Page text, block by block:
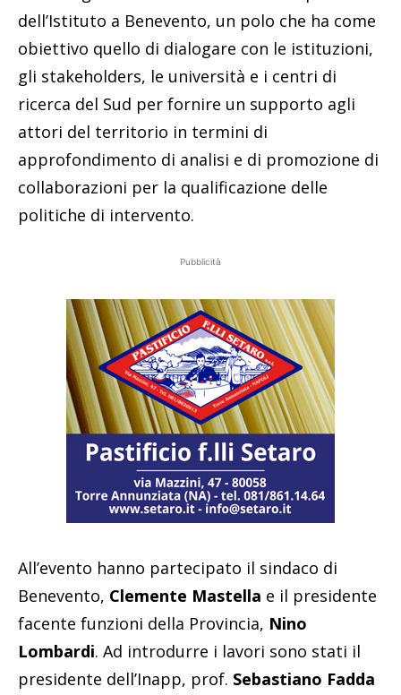
dell’Istituto a Benevento, un polo che ha come
obiettivo quello di dialogare con le istituzioni,
gli stakeholders, le università e i centri di
ricerca del Sud per fornire un supporto agli
attori del territorio in termini di
approfondimento di analisi e di promozione di
collaborazioni per la qualificazione delle
politiche di intervento.
Pubblicità
All’evento hanno partecipato il sindaco di
Benevento, Clemente Mastella e il presidente
facente funzioni della Provincia, Nino
Lombardi. Ad introdurre i lavori sono stati il
presidente dell’Inapp, prof. Sebastiano Fadda